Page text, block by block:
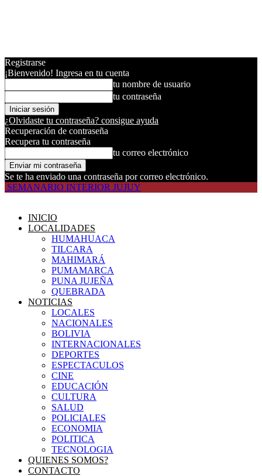
Registrarse
¡Bienvenido! Ingresa en tu cuenta
tu nombre de usuario
tu contraseña
¿Olvidaste tu contraseña? consigue ayuda
Recuperación de contraseña
Recupera tu contraseña
tu correo electrónico
Se te ha enviado una contraseña por correo electrónico.
SEMANARIO INTERIOR JUJUY
INICIO
LOCALIDADES
HUMAHUACA
TILCARA
MAHIMARÁ
PUMAMARCA
PUNA JUJEÑA
QUEBRADA
NOTICIAS
LOCALES
NACIONALES
BOLIVIA
INTERNACIONALES
DEPORTES
ESPECTACULOS
CINE
EDUCACIÓN
CULTURA
SALUD
POLICIALES
ECONOMIA
POLITICA
TECNOLOGIA
QUIENES SOMOS?
CONTACTO